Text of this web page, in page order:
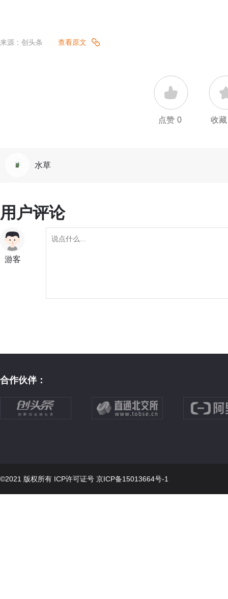
来源：创头条 查看原文
点赞 0 收藏
水草
用户评论
游客
合作伙伴：
©2021 版权所有 ICP许可证号 京ICP备15013664号-1